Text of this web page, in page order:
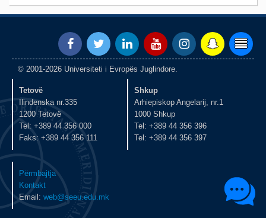
© 2001-2026 Universiteti i Evropës Juglindore.
Tetovë
Ilindenska nr.335
1200 Tetovë
Tel: +389 44 356 000
Faks: +389 44 356 111
Shkup
Arhiepiskop Angelarij, nr.1
1000 Shkup
Tel: +389 44 356 396
Tel: +389 44 356 397
Përmbajtja
Kontakt
Email: web@seeu.edu.mk